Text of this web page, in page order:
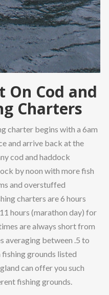
2000, les processus
parcours du
exigeaient une
des copies de pièces
récents, et parfois
la conformité
à l’entrée pour
fréquemment sur
dans certains cas. Les
documents par courrier
archaïques, par voie
de vérification
dossier, un processus
et temporelles. Cette
légitimes
d’argent et la
ignorait largement les
On Cod and
Charters
charter begins with a 6am
and arrive back at the
cod and haddock
by noon with more fish
and overstuffed
charters are 6 hours
hours (marathon day) for
are always short from
averaging between .5 to
fishing grounds listed
can offer you such
fishing grounds.